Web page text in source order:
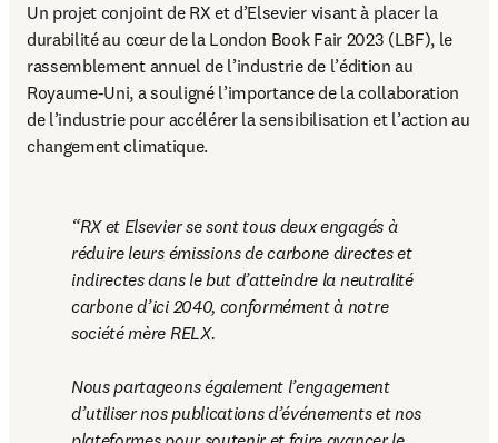
Un projet conjoint de RX et d’Elsevier visant à placer la
durabilité au cœur de la London Book Fair 2023 (LBF), le
rassemblement annuel de l’industrie de l’édition au
Royaume-Uni, a souligné l’importance de la collaboration
de l’industrie pour accélérer la sensibilisation et l’action au
changement climatique.
RX et Elsevier se sont tous deux engagés à
réduire leurs émissions de carbone directes et
indirectes dans le but d’atteindre la neutralité
carbone d’ici 2040, conformément à notre
société mère RELX.
Nous partageons également l’engagement
d’utiliser nos publications d’événements et nos